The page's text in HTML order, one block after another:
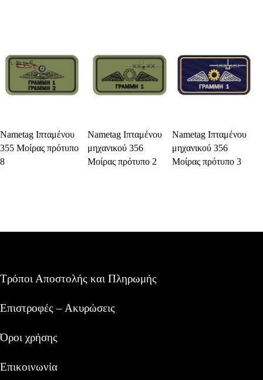
Select Options
Nametag Ιπταμένου
355 Μοίρας πρότυπο
8
Select Options
Nametag Ιπταμένου
μηχανικού 356
Μοίρας πρότυπο 2
Select Options
Nametag Ιπταμένου
μηχανικού 356
Μοίρας πρότυπο 3
Τρόποι Αποστολής και Πληρωμής
Επιστροφές – Ακυρώσεις
Όροι χρήσης
Επικοινωνία